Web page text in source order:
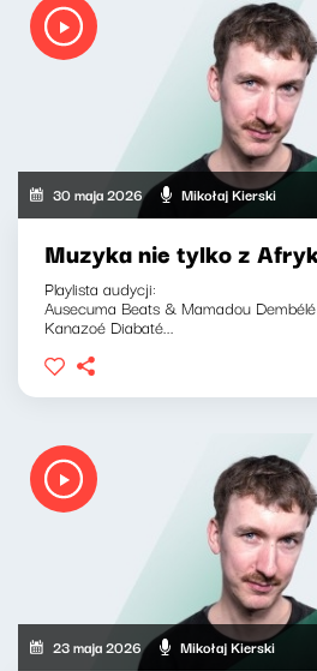
30 maja 2026 Mikołaj Kierski
Muzyka nie tylko z
Playlista audycji:
Ausecuma Beats & Mamadou
Kanazoé Diabaté...
23 maja 2026 Mikołaj Kierski